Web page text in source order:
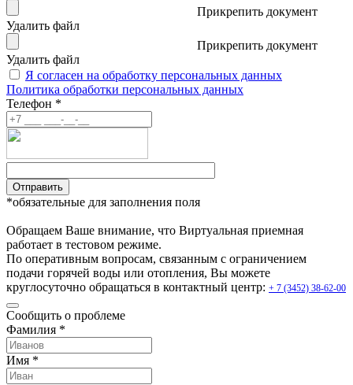
Прикрепить документ
Удалить файл
Прикрепить документ
Удалить файл
Я согласен на обработку персональных данных
Политика обработки персональных данных
Телефон *
Отправить
*обязательные для заполнения поля
Обращаем Ваше внимание, что Виртуальная приемная
работает в тестовом режиме.
По оперативным вопросам, связанным с ограничением
подачи горячей воды или отопления, Вы можете
круглосуточно обращаться в контактный центр: + 7 (3452) 38-62-00
Сообщить о проблеме
Фамилия *
Имя *